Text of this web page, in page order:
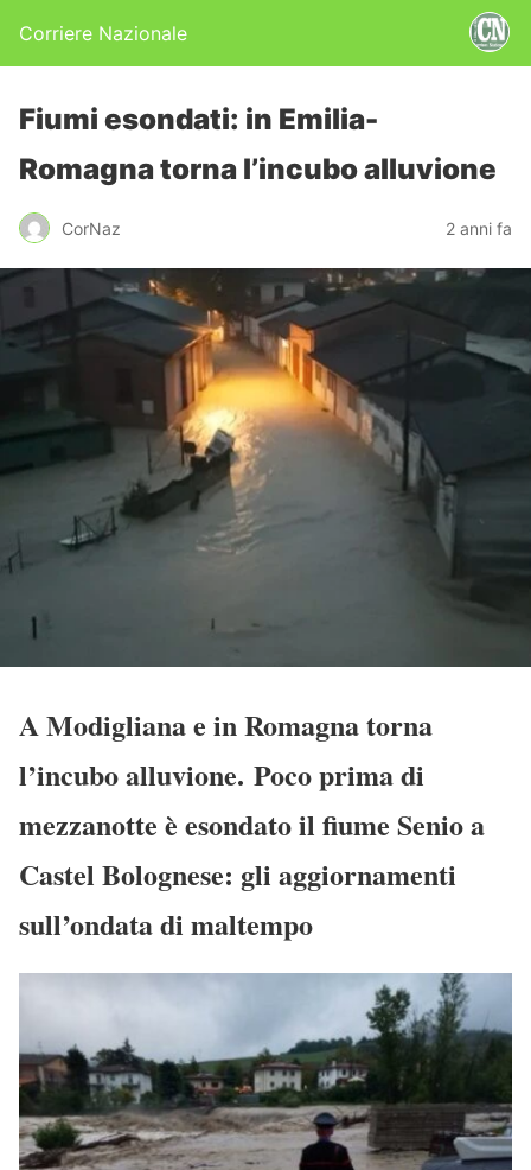
Corriere Nazionale
Fiumi esondati: in Emilia-
Romagna torna l’incubo alluvione
CorNaz 2 anni fa
A Modigliana e in Romagna torna
l’incubo alluvione. Poco prima di
mezzanotte è esondato il fiume Senio a
Castel Bolognese: gli aggiornamenti
sull’ondata di maltempo